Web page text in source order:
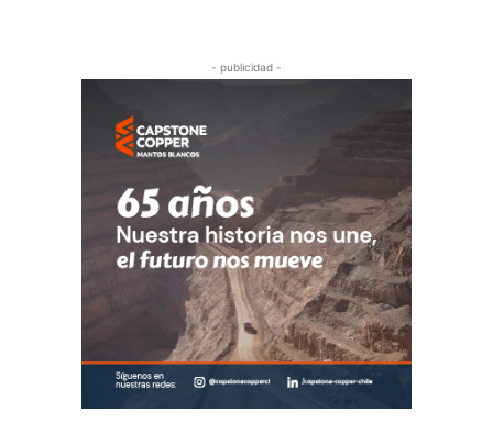
- publicidad -